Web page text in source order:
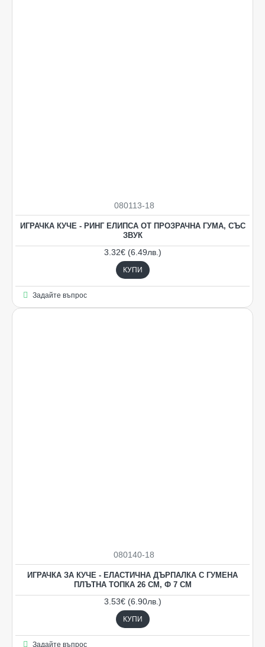
080113-18
ИГРАЧКА КУЧЕ - РИНГ ЕЛИПСА ОТ ПРОЗРАЧНА ГУМА, СЪС
ЗВУК
3.32€ (6.49лв.)
КУПИ
Задайте въпрос
080140-18
ИГРАЧКА ЗА КУЧЕ - ЕЛАСТИЧНА ДЪРПАЛКА С ГУМЕНА
ПЛЪТНА ТОПКА 26 СМ, Ф 7 СМ
3.53€ (6.90лв.)
КУПИ
Задайте въпрос